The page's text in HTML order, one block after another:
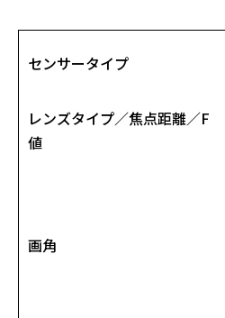
センサータイプ
レンズタイプ／焦点距離／F
値
画角